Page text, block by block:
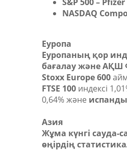
NASDAQ
Еуропа
Еуропаның қор
бағалау және АҚШ
Stoxx Europe 600
FTSE 100 индексі
0,64% және
Азия
Жұма күнгі сауда-
өңірдің